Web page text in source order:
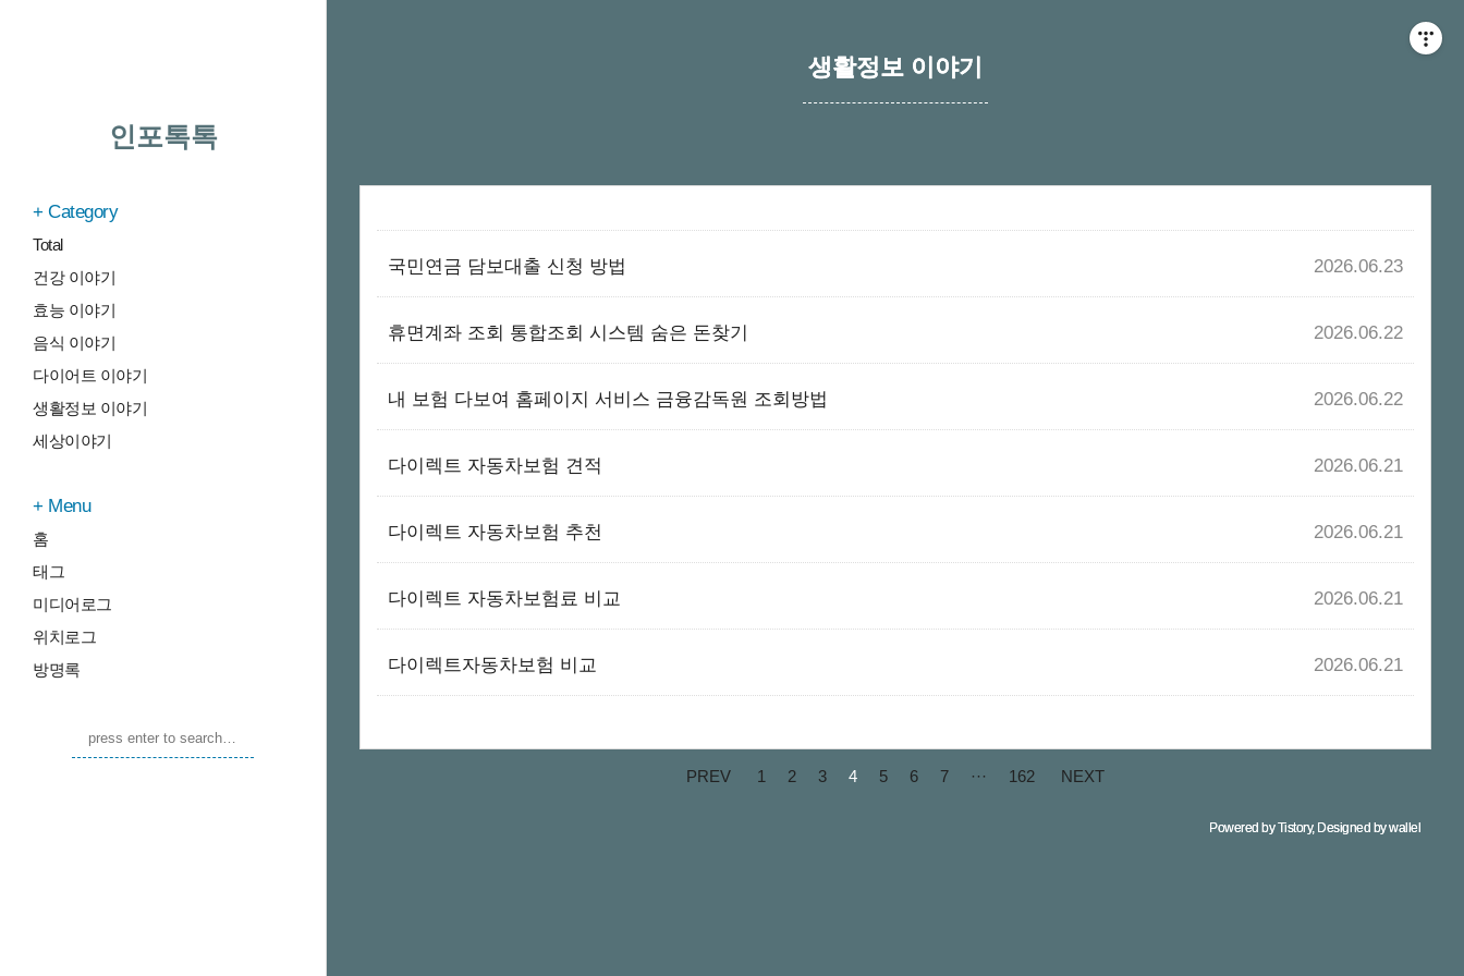
인포톡톡
Category
Total
건강 이야기
효능 이야기
음식 이야기
다이어트 이야기
생활정보 이야기
세상이야기
Menu
홈
태그
미디어로그
위치로그
방명록
생활정보 이야기
국민연금 담보대출 신청 방법 2026.06.23
휴면계좌 조회 통합조회 시스템 숨은 돈찾기 2026.06.22
내 보험 다보여 홈페이지 서비스 금융감독원 조회방법 2026.06.22
다이렉트 자동차보험 견적 2026.06.21
다이렉트 자동차보험 추천 2026.06.21
다이렉트 자동차보험료 비교 2026.06.21
다이렉트자동차보험 비교 2026.06.21
PREV 1 2 3 4 5 6 7 ··· 162 NEXT
Powered by Tistory, Designed by wallel